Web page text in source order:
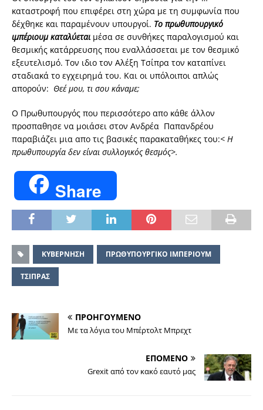
καταστροφή που επιφέρει στη χώρα με τη συμφωνία που
δέχθηκε και παραμένουν υπουργοί. Το πρωθυπουργικό
ιμπέριουμ καταλύεται μέσα σε συνθήκες παραλογισμού και
θεσμικής κατάρρευσης που εναλλάσσεται με τον θεσμικό
εξευτελισμό. Τον ιδιο τον Αλέξη Τσίπρα τον καταπίνει
σταδιακά το εγχειρημά του. Και οι υπόλοιποι απλώς
απορούν: Θεέ μου, τι σου κάναμε;
Ο Πρωθυπουργός που περισσότερο απο κάθε άλλον
προσπαθησε να μοιάσει στον Ανδρέα Παπανδρέου
παραβιάζει μια απο τις βασικές παρακαταθήκες του:< Η
πρωθυπουργία δεν είναι συλλογικός θεσμός>.
Share
ΚΥΒΕΡΝΗΣΗ ΠΡΩΘΥΠΟΥΡΓΙΚΟ ΙΜΠΕΡΙΟΥΜ
ΤΣΙΠΡΑΣ
ΠΡΟΗΓΟΥΜΕΝΟ
Με τα λόγια του Μπέρτολτ Μπρεχτ
ΕΠΟΜΕΝΟ
Grexit από τον κακό εαυτό μας